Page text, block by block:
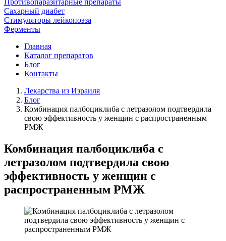
Противопаразитарные препараты
Сахарный диабет
Стимуляторы лейкопоэза
Ферменты
Главная
Каталог препаратов
Блог
Контакты
Лекарства из Израиля
Блог
Комбинация палбоциклиба с летразолом подтвердила
свою эффективность у женщин с распространенным
РМЖ
Комбинация палбоциклиба с
летразолом подтвердила свою
эффективность у женщин с
распространенным РМЖ